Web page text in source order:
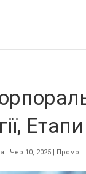
| Чер 10, 2025 | Промо